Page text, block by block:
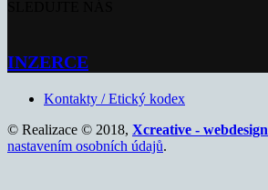
INZERCE
Kontakty / Etický kodex
© Realizace © 2018, Xcreative - webdesign
nastavením osobních údajů.